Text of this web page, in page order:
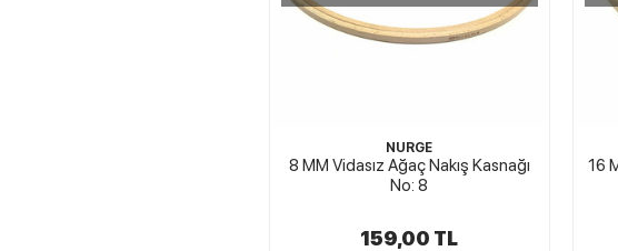
NURGE
8 MM Vidasız Ağaç Nakış Kasnağı
No: 8
159,00 TL
16